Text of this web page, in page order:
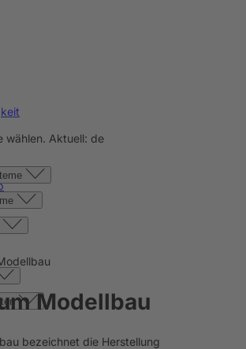
wählen. Aktuell: de
Modellbau
bezeichnet die Herstellung